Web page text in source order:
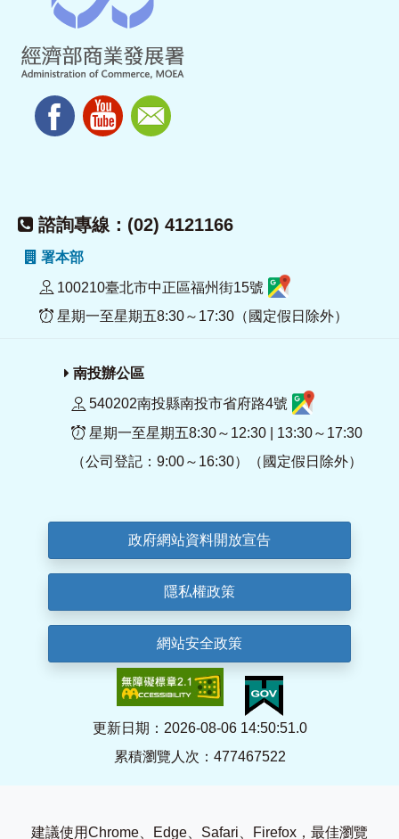
諮詢專線：(02) 4121166
署本部
100210臺北市中正區福州街15號
星期一至星期五8:30～17:30（國定假日除外）
南投辦公區
540202南投縣南投市省府路4號
星期一至星期五8:30～12:30 | 13:30～17:30
（公司登記：9:00～16:30）（國定假日除外）
政府網站資料開放宣告
隱私權政策
網站安全政策
更新日期：2026-08-06 14:50:51.0
累積瀏覽人次：477467522
建議使用Chrome、Edge、Safari、Firefox，最佳瀏覽